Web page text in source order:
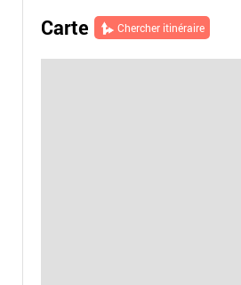
Carte Chercher itinéraire